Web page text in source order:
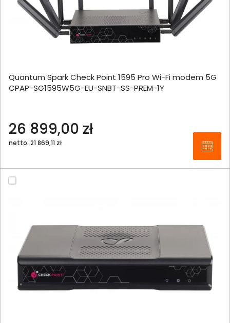
Quantum Spark Check Point 1595 Pro Wi-Fi modem 5G
CPAP-SG1595W5G-EU-SNBT-SS-PREM-1Y
26 899,00 zł
netto: 21 869,11 zł